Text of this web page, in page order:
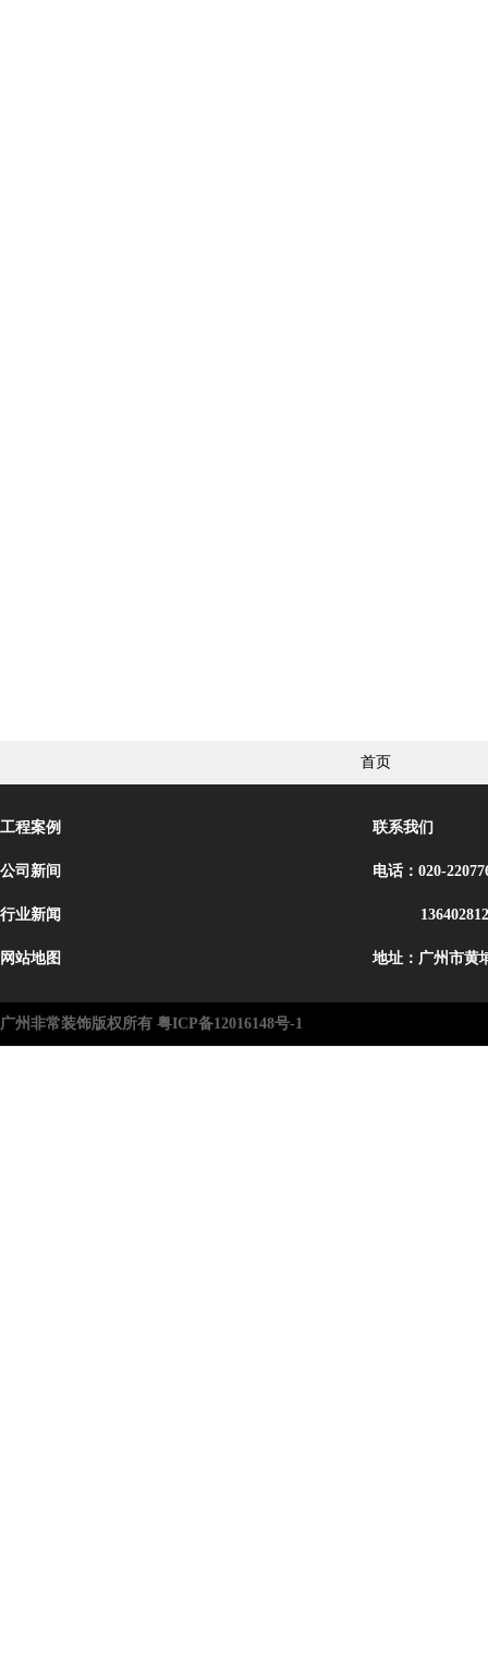
首页
工程案例 联系我们
公司新间 电话：020-
行业新闻
网站地图 地址：广州市黄
广州非常装饰版权所有 粤ICP备12016148号-1